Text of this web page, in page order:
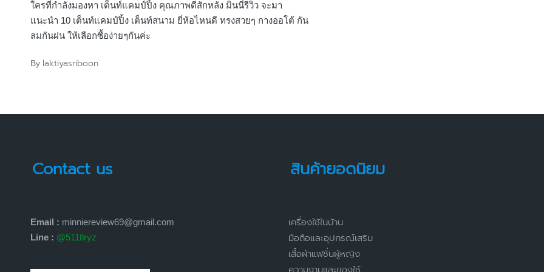
ใครที่กำลังมองหา เต็นท์แคมป์ปิ้ง คุณภาพดีสักหลัง มินนี่รีวิว จะมา
แนะนำ 10 เต็นท์แคมป์ปิ้ง เต็นท์สนาม ยี่ห้อไหนดี ทรงสวยๆ กางออโต้ กัน
ลมกันฝน ให้เลือกซื้อง่ายๆกันค่ะ
Posted
By laktiyasriboon
Contact us
Email : minniereview69@gmail.com
Line : @511tlryz
สินค้ายอดนิยม
เครื่องใช้ในบ้าน
มือถือและอุปกรณ์เสริม
เสื้อผ้าแฟชั่นผู้หญิง